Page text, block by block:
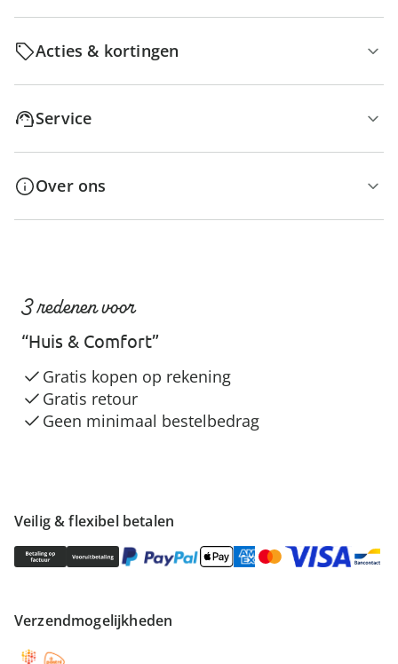
Acties & kortingen
Service
Over ons
Veilig & flexibel betalen
Verzendmogelijkheden
3 redenen voor
“Huis & Comfort”
Gratis kopen op rekening
Gratis retour
Geen minimaal bestelbedrag